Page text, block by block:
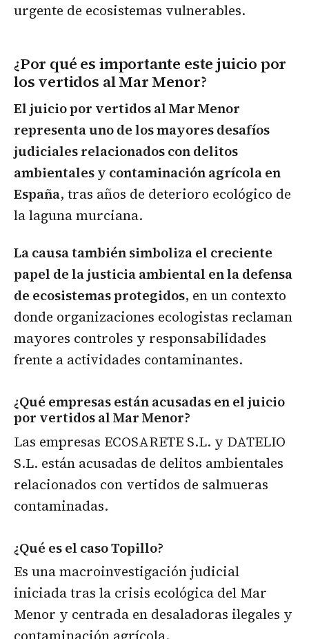
urgente de ecosistemas vulnerables.
¿Por qué es importante este juicio por
los vertidos al Mar Menor?
El juicio por vertidos al Mar Menor
representa uno de los mayores desafíos
judiciales relacionados con delitos
ambientales y contaminación agrícola en
España, tras años de deterioro ecológico de
la laguna murciana.
La causa también simboliza el creciente
papel de la justicia ambiental en la defensa
de ecosistemas protegidos, en un contexto
donde organizaciones ecologistas reclaman
mayores controles y responsabilidades
frente a actividades contaminantes.
¿Qué empresas están acusadas en el juicio
por vertidos al Mar Menor?
Las empresas ECOSARETE S.L. y DATELIO
S.L. están acusadas de delitos ambientales
relacionados con vertidos de salmueras
contaminadas.
¿Qué es el caso Topillo?
Es una macroinvestigación judicial
iniciada tras la crisis ecológica del Mar
Menor y centrada en desaladoras ilegales y